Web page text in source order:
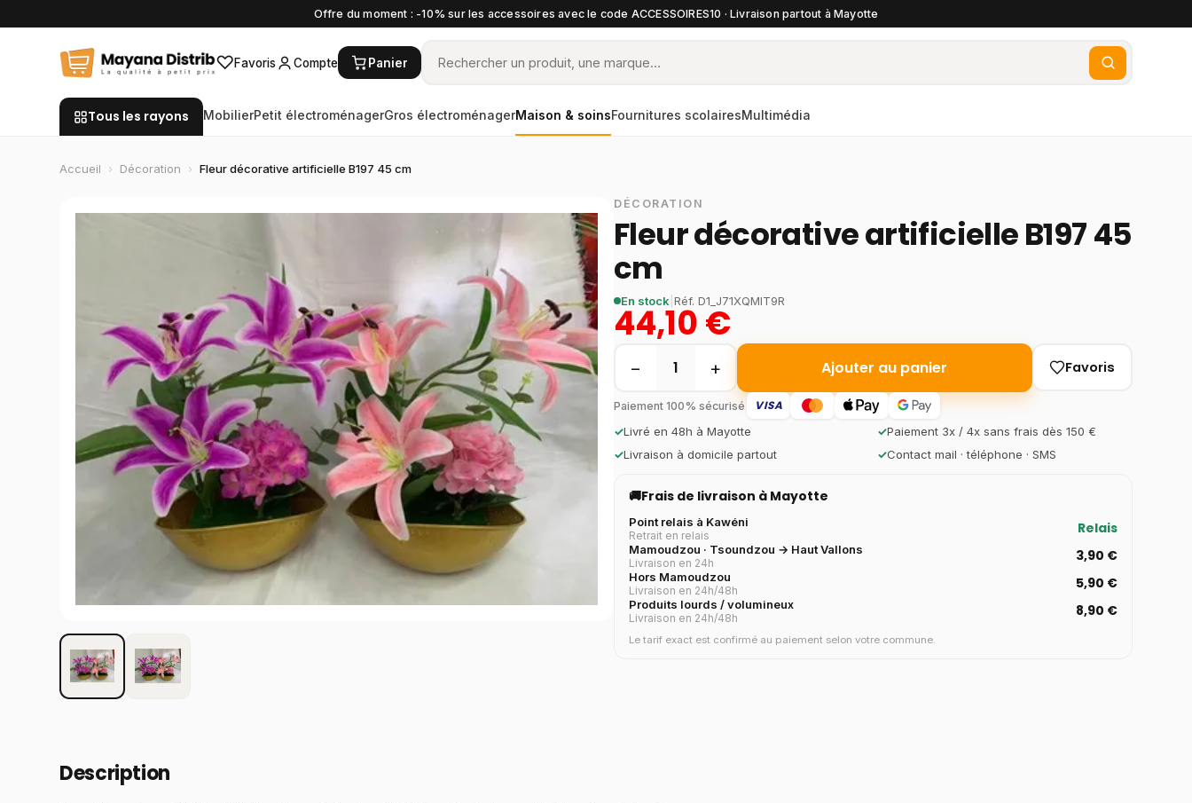
Offre du moment : -10% sur les accessoires avec le code ACCESSOIRES10 · Livraison partout à Mayotte
♡Favoris Compte Panier
Tous les rayons MobilierPetit électroménagerGros électroménagerMaison & soinsFournitures scolairesMultimédia
Accueil › Décoration › Fleur décorative artificielle B197 45 cm
DÉCORATION
Fleur décorative artificielle B197 45
cm
En stock Réf. D1_J71XQMIT9R
44,10 €
− 1 + Ajouter au panier Favoris
Paiement 100% sécurisé VISA
✓Livré en 48h à Mayotte ✓Paiement 3x / 4x sans frais dès 150 €
✓Livraison à domicile partout ✓Contact mail · téléphone · SMS
🚚Frais de livraison à Mayotte
Point relais à Kawéni
Retrait en relais Relais
Mamoudzou · Tsoundzou → Haut Vallons
Livraison en 24h 3,90 €
Hors Mamoudzou
Livraison en 24h/48h 5,90 €
Produits lourds / volumineux
Livraison en 24h/48h 8,90 €
Le tarif exact est confirmé au paiement selon votre commune.
Description